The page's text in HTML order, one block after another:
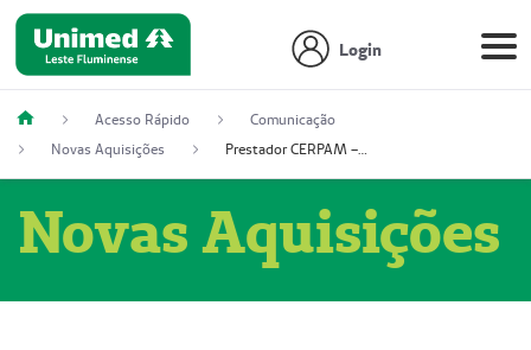
Login
Acesso Rápido
Comunicação
Novas Aquisições
Prestador CERPAM – Centro de Reabilitação S/S Ltda-ME (52004274-8)
Novas Aquisições